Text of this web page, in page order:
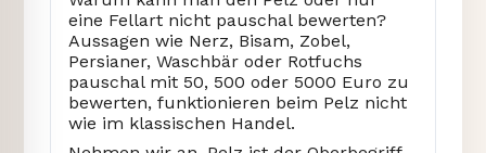
eine Fellart nicht pauschal bewerten?
Aussagen wie Nerz, Bisam, Zobel,
Persianer, Waschbär oder Rotfuchs
pauschal mit 50, 500 oder 5000 Euro zu
bewerten, funktionieren beim Pelz nicht
wie im klassischen Handel.